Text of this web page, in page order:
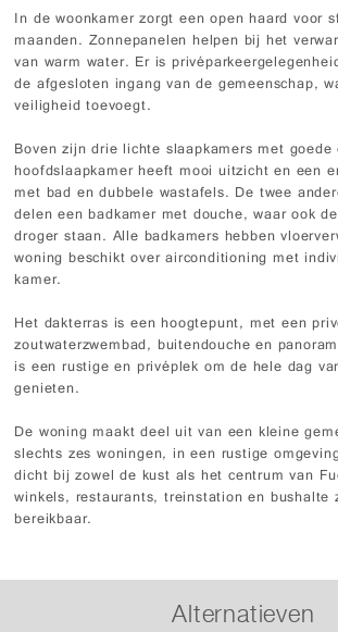
In de woonkamer zorgt een open haard voor
maanden. Zonnepanelen helpen bij het
van warm water. Er is
de afgesloten ingang van de gemeenschap,
veiligheid toevoegt.
Boven zijn drie lichte slaapkamers met
hoofdslaapkamer heeft mooi uitzicht en een
met bad en dubbele wastafels. De twee
delen een badkamer met douche, waar ook
droger staan. Alle badkamers hebben
woning beschikt over airconditioning met
kamer.
Het dakterras is een hoogtepunt, met een
zoutwaterzwembad, buitendouche en
is een rustige en privéplek om de hele dag
genieten.
De woning maakt deel uit van een kleine
slechts zes woningen, in een rustige
dicht bij zowel de kust als het centrum van
winkels, restaurants, treinstation en bushalte
bereikbaar.
Alternatieven